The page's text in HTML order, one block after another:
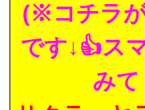
(※コチラ
です↓👍ス
みて